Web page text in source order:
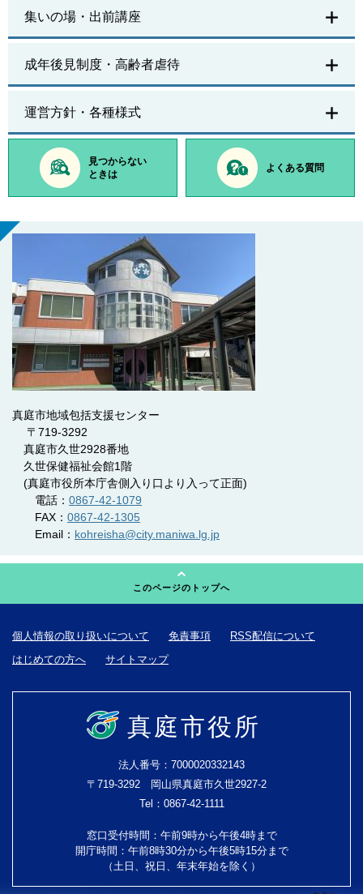
集いの場・出前講座
成年後見制度・高齢者虐待
運営方針・各種様式
見つからない
ときは
よくある質問
真庭市地域包括支援センター
〒719-3292
真庭市久世2928番地
久世保健福祉会館1階
(真庭市役所本庁舎側入り口より入って正面)
電話： 0867-42-1079
FAX： 0867-42-1305
Email： kohreisha@city.maniwa.lg.jp
このページのトップへ
個人情報の取り扱いについて 免責事項
RSS配信について
はじめての方へ
サイトマップ
真庭市役所
法人番号：7000020332143
〒719-3292 岡山県真庭市久世2927-2
Tel：0867-42-1111
窓口受付時間：午前9時から午後4時まで
開庁時間：午前8時30分から午後5時15分まで
（土日、祝日、年末年始を除く）